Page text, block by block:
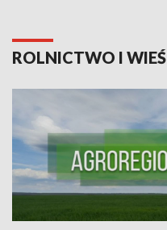
ROLNICTWO I WIEŚ